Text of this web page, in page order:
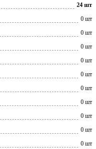
24 шт
0 шт
0 шт
0 шт
0 шт
0 шт
0 шт
0 шт
0 шт
0 шт
0 шт